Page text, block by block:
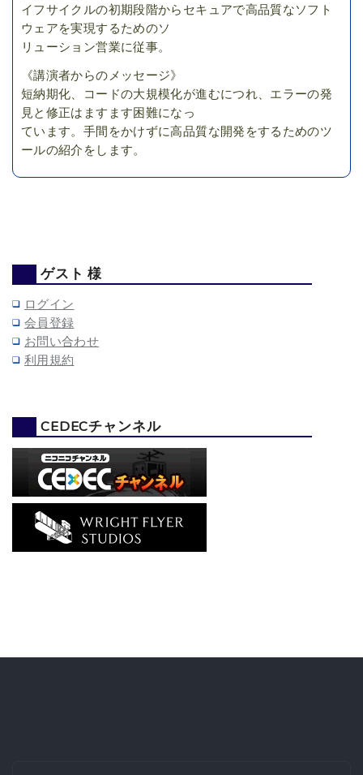
イフサイクルの初期段階からセキュアで高品質なソフト
ウェアを実現するためのソ
リューション営業に従事。
《講演者からのメッセージ》
短納期化、コードの大規模化が進むにつれ、エラーの発
見と修正はますます困難になっ
ています。手間をかけずに高品質な開発をするためのツ
ールの紹介をします。
ゲスト 様
ログイン
会員登録
お問い合わせ
利用規約
CEDECチャンネル